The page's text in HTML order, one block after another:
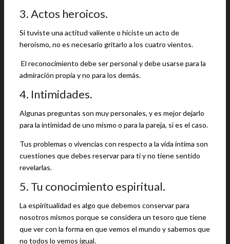
3. Actos heroicos.
Si tuviste una actitud valiente o hiciste un acto de
heroísmo, no es necesario gritarlo a los cuatro vientos.
El reconocimiento debe ser personal y debe usarse para la
admiración propia y no para los demás.
4. Intimidades.
Algunas preguntas son muy personales, y es mejor dejarlo
para la intimidad de uno mismo o para la pareja, si es el caso.
Tus problemas o vivencias con respecto a la vida íntima son
cuestiones que debes reservar para ti y no tiene sentido
revelarlas.
5. Tu conocimiento espiritual.
La espiritualidad es algo que debemos conservar para
nosotros mismos porque se considera un tesoro que tiene
que ver con la forma en que vemos el mundo y sabemos que
no todos lo vemos igual.